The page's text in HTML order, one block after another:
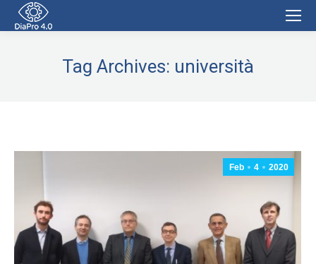
Tag Archives: università
Feb 4 2020